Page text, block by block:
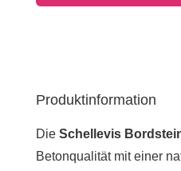
Produktinformation
Die Schellevis
Betonqualität mit einer